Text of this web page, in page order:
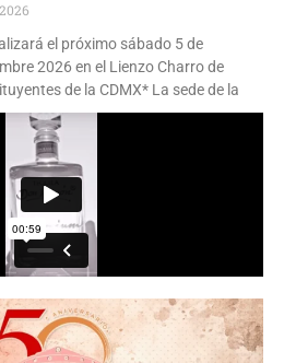
el próximo sábado 5 de
2026 en el Lienzo Charro de
de la CDMX* La sede de la